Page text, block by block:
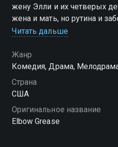
жену Элли и их четверых
жена и мать, но рутина и
её чувствовать себя
появлением брата Билли,
в их жизнь весёлый хаос.
затрагивает не только
Гордона, но и весь
Читать дальше
Жанр
Комедия, Драма,
Страна
США
Оригинальное название
Elbow Grease